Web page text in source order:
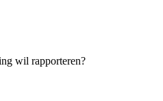
wil rapporteren?